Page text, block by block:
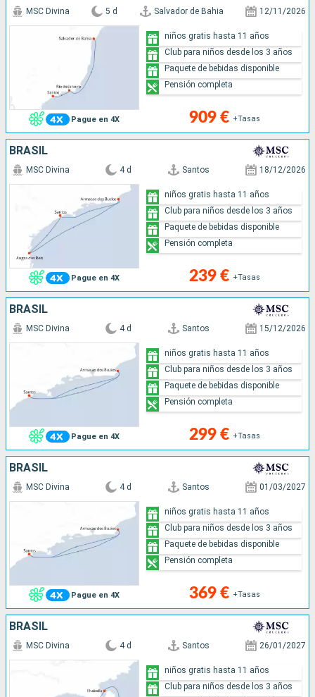
Pague en 4X
MSC Divina 5 d Salvador de Bahia 12/11/2026
909 € +Tasas
niños gratis hasta 11 años
Club para niños desde los 3 años
Paquete de bebidas disponible
Pensión completa
BRASIL
Pague en 4X
MSC Divina 4 d Santos 18/12/2026
239 € +Tasas
niños gratis hasta 11 años
Club para niños desde los 3 años
Paquete de bebidas disponible
Pensión completa
BRASIL
Pague en 4X
MSC Divina 4 d Santos 15/12/2026
299 € +Tasas
niños gratis hasta 11 años
Club para niños desde los 3 años
Paquete de bebidas disponible
Pensión completa
BRASIL
Pague en 4X
MSC Divina 4 d Santos 01/03/2027
369 € +Tasas
niños gratis hasta 11 años
Club para niños desde los 3 años
Paquete de bebidas disponible
Pensión completa
BRASIL
MSC Divina 4 d Santos 26/01/2027
niños gratis hasta 11 años
Club para niños desde los 3 años